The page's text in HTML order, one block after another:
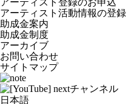
アーティスト登録のお申込
アーティスト活動情報の登録
助成金案内
助成金制度
アーカイブ
お問い合わせ
サイトマップ